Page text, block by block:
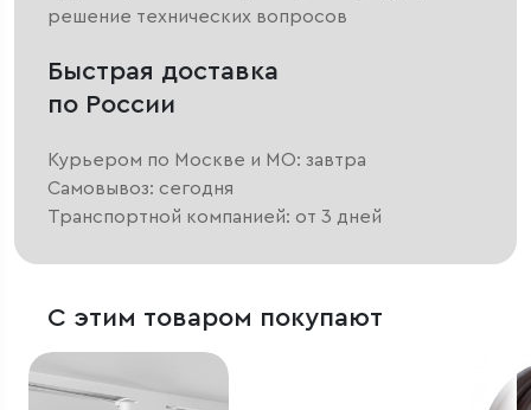
решение технических вопросов
Быстрая доставка
по России
Курьером по Москве и МО: завтра
Самовывоз: сегодня
Транспортной компанией: от 3 дней
С этим товаром покупают